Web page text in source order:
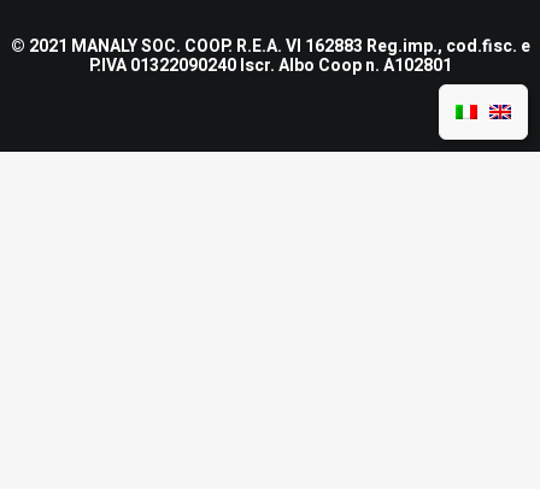
© 2021 MANALY SOC. COOP. R.E.A. VI 162883 Reg.imp., cod.fisc. e
P.IVA 01322090240 Iscr. Albo Coop n. A102801